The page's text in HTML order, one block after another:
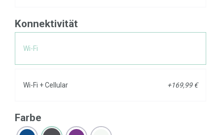
Konnektivität
Wi-Fi
Wi-Fi + Cellular +169,99 €
Farbe